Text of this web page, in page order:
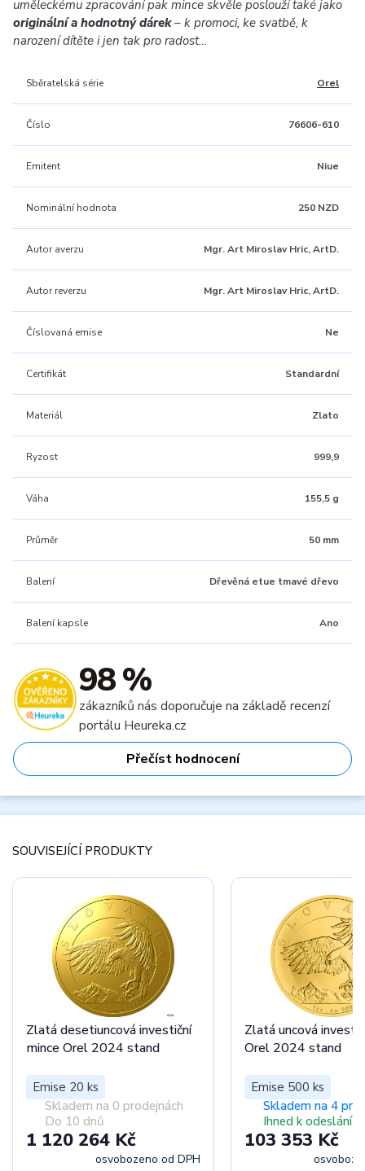
uměleckému zpracování pak mince skvěle poslouží také jako
originální a hodnotný dárek– k promoci, ke svatbě, k
narození dítěte i jen tak pro radost…
Sběratelská série Orel
Číslo 76606-610
Emitent Niue
Nominální hodnota 250 NZD
Autor averzu Mgr. Art Miroslav Hric, ArtD.
Autor reverzu Mgr. Art Miroslav Hric, ArtD.
Číslovaná emise Ne
Certifikát Standardní
Materiál Zlato
Ryzost 999,9
Váha 155,5 g
Průměr 50 mm
Balení Dřevěná etue tmavé dřevo
Balení kapsle Ano
98 %
zákazníků nás doporučuje na základě recenzí
portálu Heureka.cz
Přečíst hodnocení
SOUVISEJÍCÍ PRODUKTY
Zlatá desetiuncová investiční
mince Orel 2024 stand
Emise 20 ks
Skladem na 0 prodejnách
Do 10 dnů
1 120 264 Kč
osvobozeno od DPH
Zlatá uncová
Orel 2024 stand
Emise 500 ks
Skladem na 4
Ihned k odeslání
103 353 Kč